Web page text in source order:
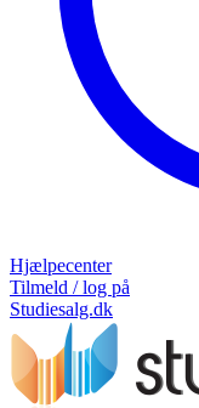
Hjælpecenter
Tilmeld / log på
Studiesalg.dk